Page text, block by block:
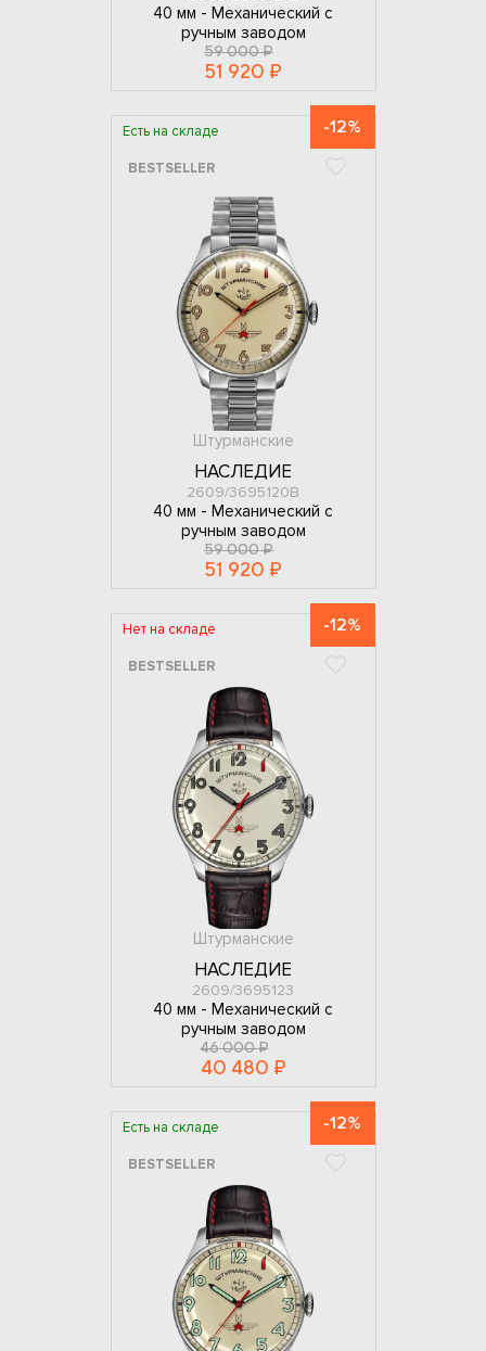
40 мм - Механический с
ручным заводом
59 000 ₽
51 920 ₽
Есть на складе -12%
BESTSELLER
Штурманские
НАСЛЕДИЕ
2609/3695120B
40 мм - Механический с
ручным заводом
59 000 ₽
51 920 ₽
Нет на складе -12%
BESTSELLER
Штурманские
НАСЛЕДИЕ
2609/3695123
40 мм - Механический с
ручным заводом
46 000 ₽
40 480 ₽
Есть на складе -12%
BESTSELLER